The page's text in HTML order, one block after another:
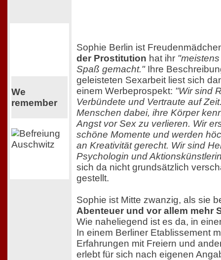
We
remember
Sophie Berlin ist
der Prostitution hat ihr
Spaß gemacht."Ihre
geleisteten Sexarbeit liest sich
einem Werbeprospekt: "Wir sind
Verbündete und Vertraute auf
Menschen dabei, ihre Körper
Angst vor Sex zu verlieren. Wir
schöne Momente und werden
an Kreativität gerecht. Wir sind
Psychologin und
sich da nicht grundsätzlich
gestellt.
Sophie ist Mitte zwanzig, als sie
Abenteuer und vor allem mehr
Wie naheliegend ist es da, in
In einem Berliner Etablissement
Erfahrungen mit Freiern und
erlebt für sich nach eigenen